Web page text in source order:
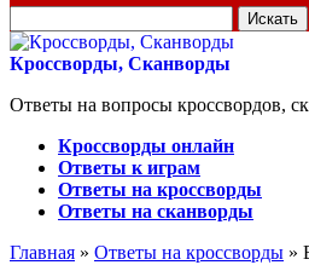
для:
Кроссворды, Сканворды
Ответы на вопросы кроссвордов,
Кроссворды онлайн
Ответы к играм
Ответы на кроссворды
Ответы на сканворды
Главная » Ответы на кроссворды »